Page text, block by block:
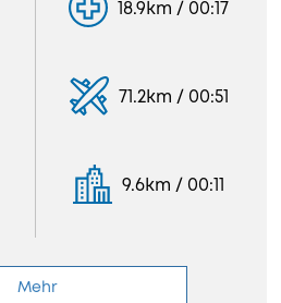
18.9km / 00:17
71.2km / 00:51
9.6km / 00:11
Mehr